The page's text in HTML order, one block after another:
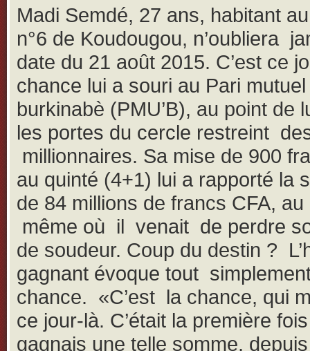
Madi Semdé, 27 ans, habitant
n°6 de Koudougou, n’oubliera
date du 21 août 2015. C’est ce
chance lui a souri au Pari
burkinabè (PMU’B), au point de
les portes du cercle restreint
millionnaires. Sa mise de 900
au quinté (4+1) lui a rapporté la
de 84 millions de francs CFA,
même où il venait de perdre
de soudeur. Coup du destin ?
gagnant évoque tout
chance. «C’est la chance, qui
ce jour-là. C’était la première
gagnais une telle somme,